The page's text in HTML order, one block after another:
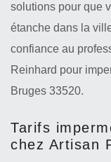
solutions pour que
étanche dans la
confiance au
Reinhard pour
Bruges 33520.
Tarifs
chez Artisan